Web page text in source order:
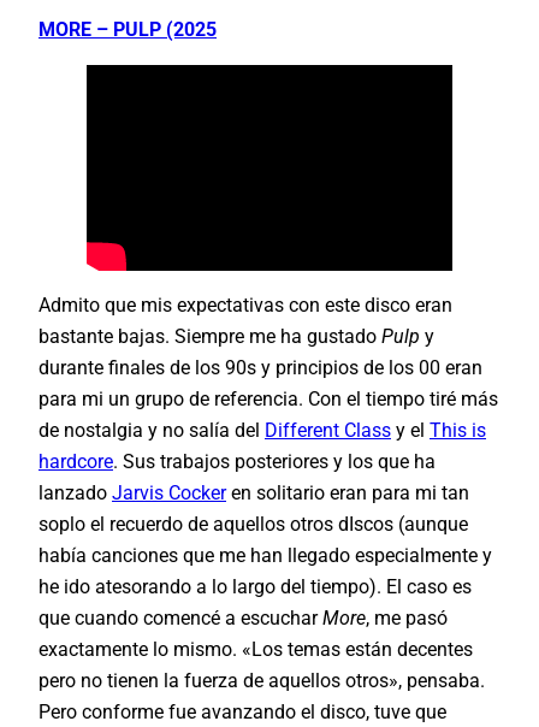
MORE – PULP (2025
Admito que mis expectativas con este disco eran
bastante bajas. Siempre me ha gustado Pulp y
durante finales de los 90s y principios de los 00 eran
para mi un grupo de referencia. Con el tiempo tiré más
de nostalgia y no salía del Different Class y el This is
hardcore. Sus trabajos posteriores y los que ha
lanzado Jarvis Cockeren solitario eran para mi tan
soplo el recuerdo de aquellos otros dIscos (aunque
había canciones que me han llegado especialmente y
he ido atesorando a lo largo del tiempo). El caso es
que cuando comencé a escucharMore, me pasó
exactamente lo mismo. «Los temas están decentes
pero no tienen la fuerza de aquellos otros», pensaba.
Pero conforme fue avanzando el disco, tuve que